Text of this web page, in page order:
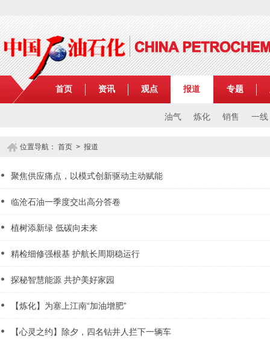
首页 资讯 观点 报道
油气 炼化 销售 一线
专题
位置导航： 首页 > 报道
聚焦供应痛点，以模式创新驱动主动赋能
临沧石油一季度交出高分答卷
植树添新绿 低碳向未来
精检细修强根基 护航长周期稳运行
探秘智慧能源 共护美好家园
【炼化】为塞上江南“加油增肥”
【心灵之约】除夕，四名钻井人拦下一辆车